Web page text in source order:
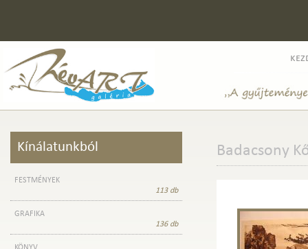
Kínálatunkból
FESTMÉNYEK
113 db
GRAFIKA
136 db
Badacsony